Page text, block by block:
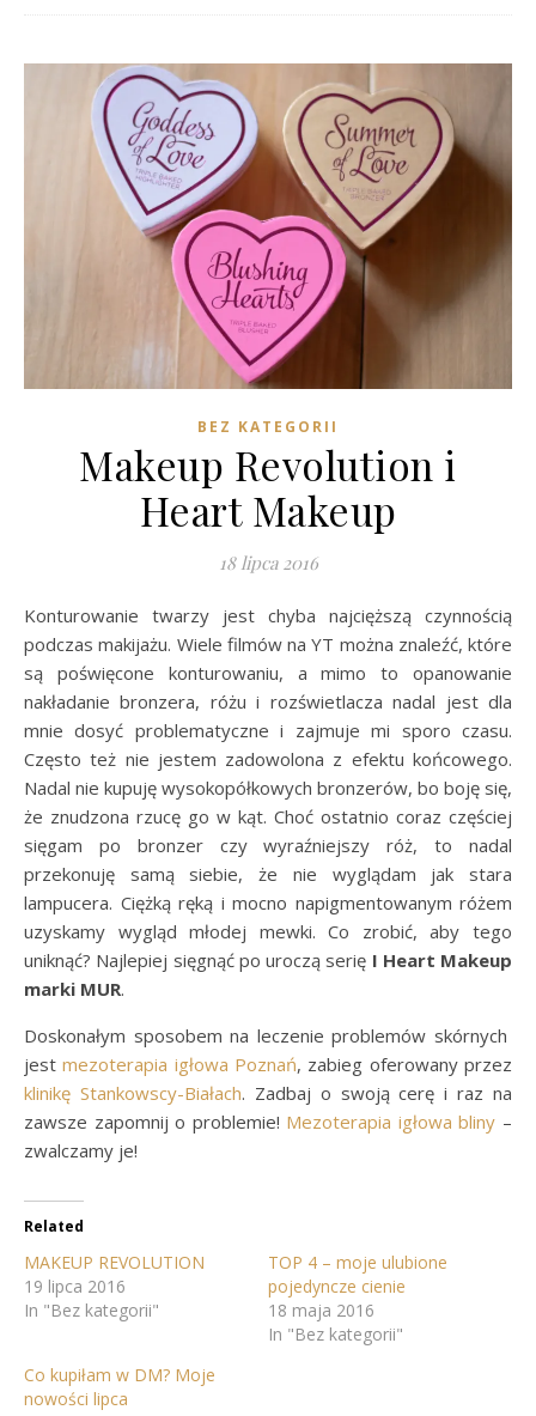
BEZ KATEGORII
Makeup Revolution i
Heart Makeup
18 lipca 2016
Konturowanie twarzy jest chyba najcięższą czynnością
podczas makijażu. Wiele filmów na YT można znaleźć, które
są poświęcone konturowaniu, a mimo to opanowanie
nakładanie bronzera, różu i rozświetlacza nadal jest dla
mnie dosyć problematyczne i zajmuje mi sporo czasu.
Często też nie jestem zadowolona z efektu końcowego.
Nadal nie kupuję wysokopółkowych bronzerów, bo boję się,
że znudzona rzucę go w kąt. Choć ostatnio coraz częściej
sięgam po bronzer czy wyraźniejszy róż, to nadal
przekonuję samą siebie, że nie wyglądam jak stara
lampucera. Ciężką ręką i mocno napigmentowanym różem
uzyskamy wygląd młodej mewki. Co zrobić, aby tego
uniknąć? Najlepiej sięgnąć po uroczą serię I Heart Makeup
marki MUR.
Doskonałym sposobem na leczenie problemów skórnych
jestmezoterapia igłowa Poznań, zabieg oferowany przez
klinikę Stankowscy-Białach. Zadbaj o swoją cerę i raz na
zawsze zapomnij o problemie! Mezoterapia igłowa bliny –
zwalczamy je!
Related
MAKEUP REVOLUTION
19 lipca 2016
In "Bez kategorii"
TOP 4 – moje ulubione
pojedyncze cienie
18 maja 2016
In "Bez kategorii"
Co kupiłam w DM? Moje
nowości lipca